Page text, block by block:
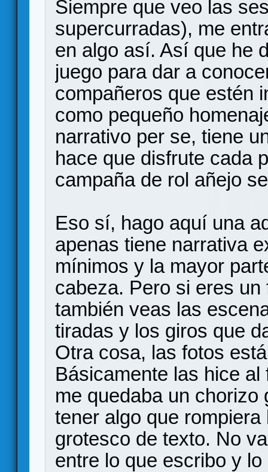
Siempre que veo las
supercurradas), me
en algo así. Así que he
juego para dar a
compañeros que estén
como pequeño
narrativo per se, tiene
hace que disfrute cada
campaña de rol añejo
Eso sí, hago aquí una
apenas tiene narrativa
mínimos y la mayor
cabeza. Pero si eres
también veas las
tiradas y los giros que
Otra cosa, las fotos
Básicamente las hice
me quedaba un
tener algo que
grotesco de texto. No
entre lo que escribo y